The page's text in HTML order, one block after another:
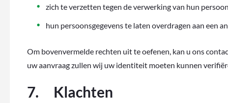
zich te verzetten tegen de verwerking van hun
hun persoonsgegevens te laten overdragen aan een
Om bovenvermelde rechten uit te oefenen, kan u ons
uw aanvraag zullen wij uw identiteit moeten kunnen
7. Klachten